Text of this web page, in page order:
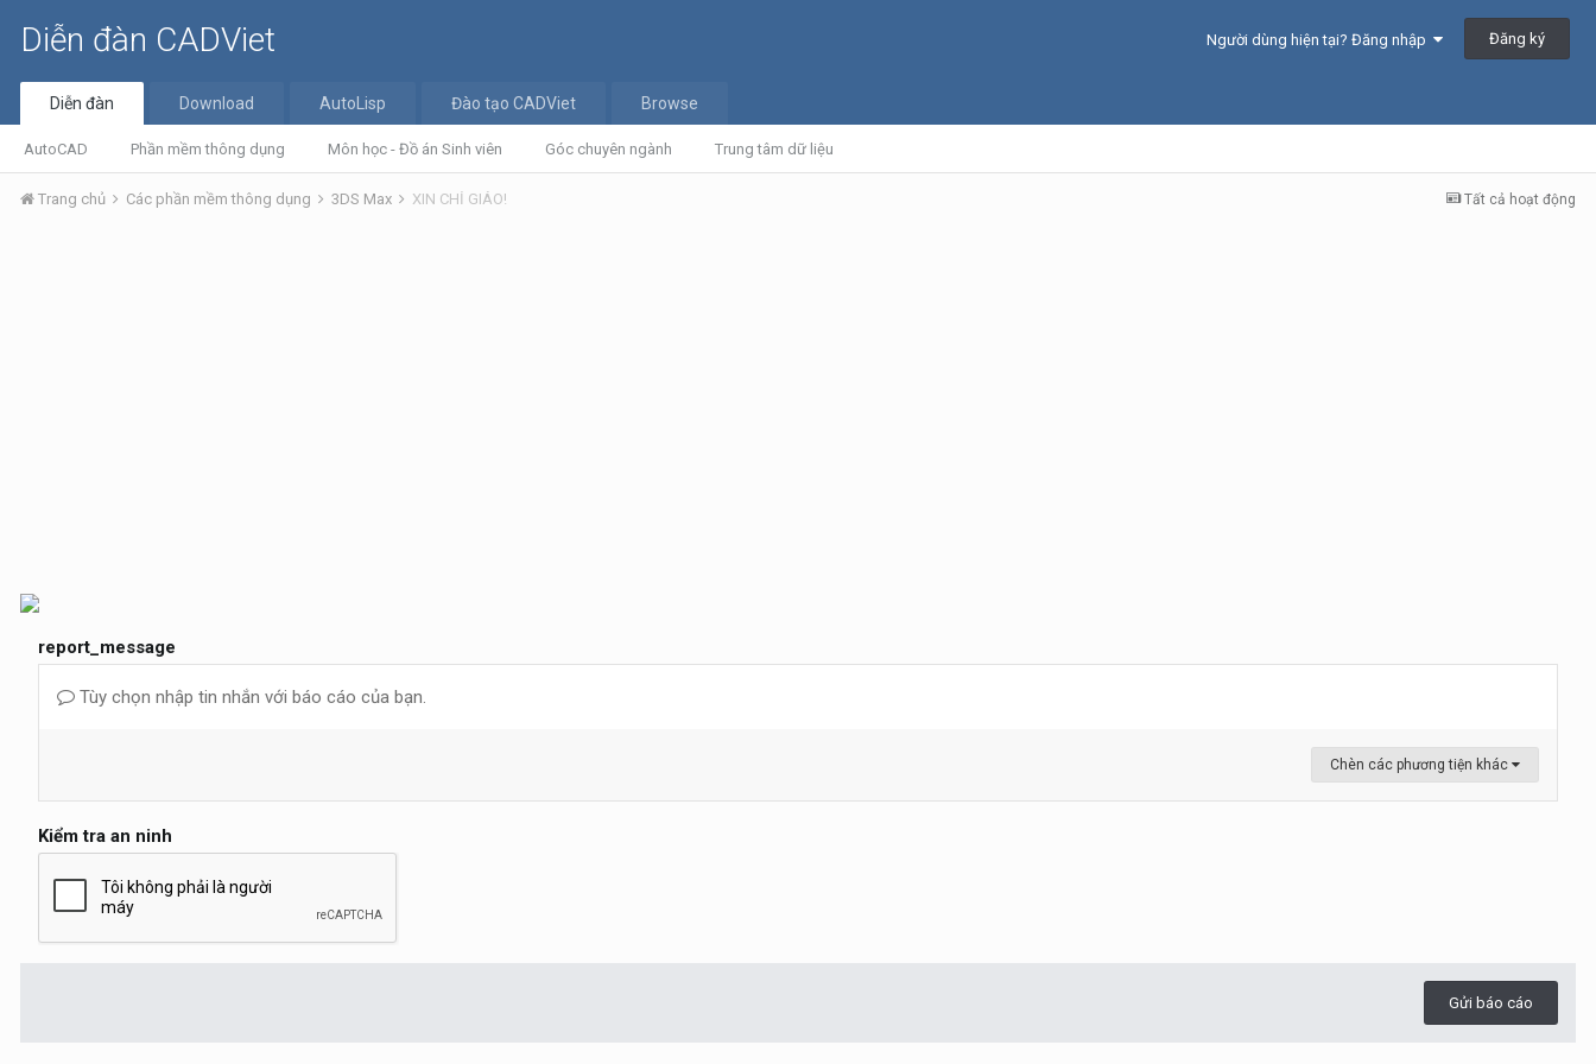
Diễn đàn CADViet Người dùng hiện tại? Đăng nhập Đăng ký
Diễn đàn
AutoCAD Phần mềm thông dụng Môn học - Đồ án Sinh viên Góc chuyên ngành Trung tâm dữ liệu
Download AutoLisp Đào tạo CADViet Browse
Tất cả hoạt động
Trang chủ Các phần mềm thông dụng 3DS Max XIN CHỈ GIÁO!
report_message
Tùy chọn nhập tin nhắn với báo cáo của bạn.
Chèn các phương tiện khác
Kiểm tra an ninh
Gửi báo cáo